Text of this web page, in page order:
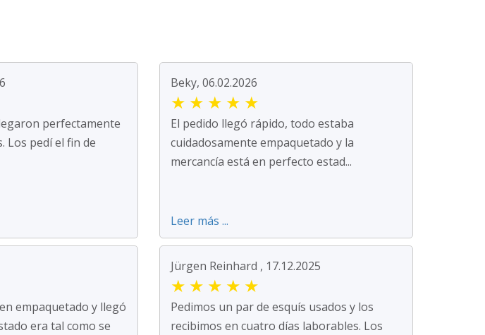
perfectamente
Los pedí el fin de
Beky, 06.02.2026
★ ★ ★ ★ ★
El pedido llegó rápido, todo estaba
cuidadosamente empaquetado y la
mercancía está en perfecto estad...
Leer más ...
empaquetado y llegó
era tal como se
Jürgen Reinhard , 17.12.2025
★ ★ ★ ★ ★
Pedimos un par de esquís usados y los
recibimos en cuatro días laborables. Los